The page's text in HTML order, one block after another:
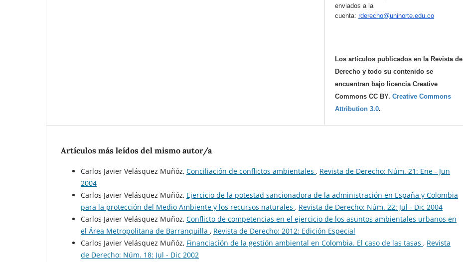
enviados a la
cuenta:rderecho@uninorte.edu.co
Los artículos publicados en la Revista de
Derecho y todo su contenido se
encuentran bajo licencia Creative
Commons CC BY.Creative Commons
Attribution 3.0.
Artículos más leídos del mismo autor/a
Carlos Javier Velásquez Muñóz, Conciliación de conflictos ambientales , Revista de Derecho: Núm. 21: Ene - Jun
2004
Carlos Javier Velásquez Muñóz, Ejercicio de la potestad sancionadora de la administración en España y Colombia
para la protección del Medio Ambiente y los recursos naturales , Revista de Derecho: Núm. 22: Jul - Dic 2004
Carlos Javier Velásquez Muñoz, Conflicto de competencias en el ejercicio de los asuntos ambientales urbanos en
el Área Metropolitana de Barranquilla , Revista de Derecho: 2012: Edición Especial
Carlos Javier Velásquez Muñóz, Financiación de la gestión ambiental en Colombia. El caso de las tasas , Revista
de Derecho: Núm. 18: Jul - Dic 2002